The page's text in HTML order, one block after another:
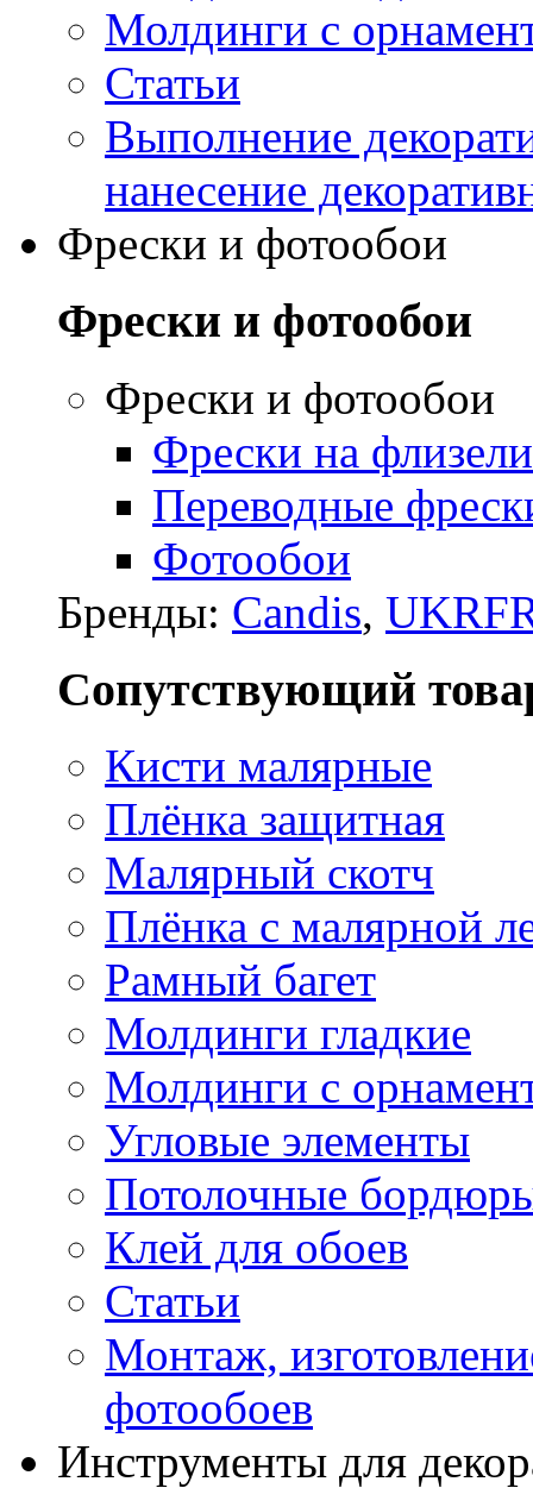
Молдинги с
Статьи
Выполнение
нанесение
Фрески и фотообои
Фрески и фотообои
Фрески и фотообои
Фрески на
Переводные
Фотообои
Бренды: Candis,
Сопутствующий
Кисти малярные
Плёнка защитная
Малярный скотч
Плёнка с малярной
Рамный багет
Молдинги гладкие
Молдинги с
Угловые элементы
Потолочные
Клей для обоев
Статьи
Монтаж,
фотообоев
Инструменты для